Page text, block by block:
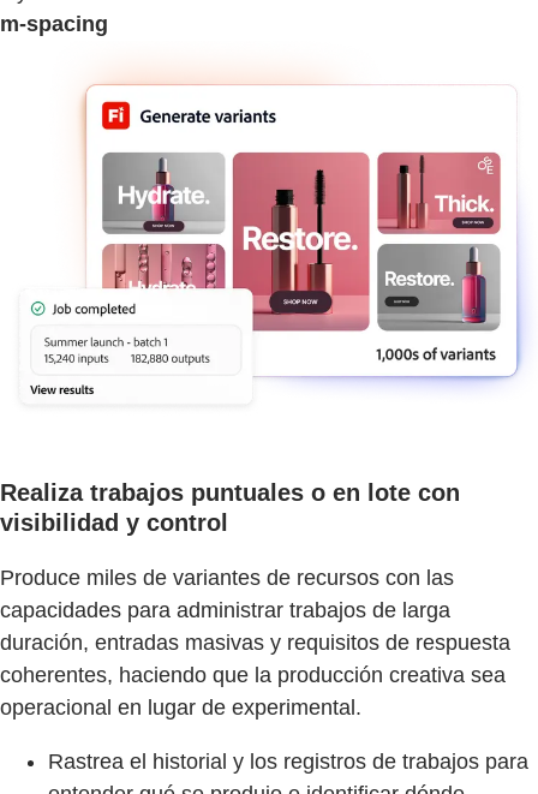
m-spacing
Realiza trabajos puntuales o en lote con
visibilidad y control
Produce miles de variantes de recursos con las
capacidades para administrar trabajos de larga
duración, entradas masivas y requisitos de respuesta
coherentes, haciendo que la producción creativa sea
operacional en lugar de experimental.
Rastrea el historial y los registros de trabajos para